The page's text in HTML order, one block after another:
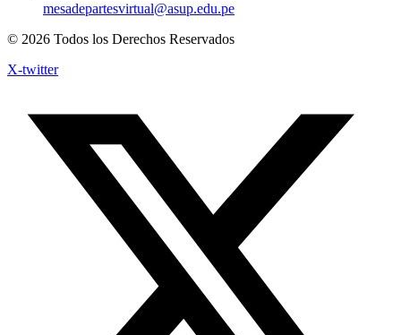
mesadepartesvirtual@asup.edu.pe
© 2026 Todos los Derechos Reservados
X-twitter